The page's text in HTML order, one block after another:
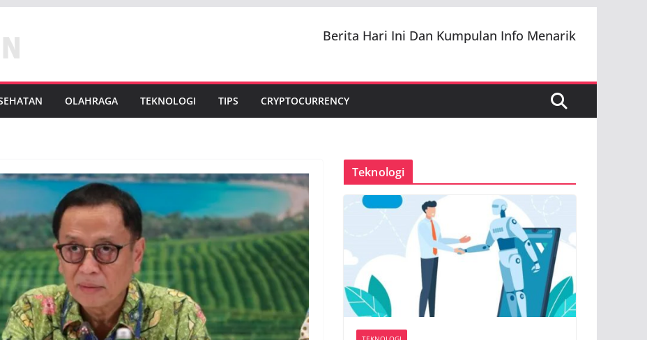
Berita Hari Ini Dan Kumpulan Info Menarik
OLAHRAGA TEKNOLOGI TIPS CRYPTOCURRENCY
Teknologi